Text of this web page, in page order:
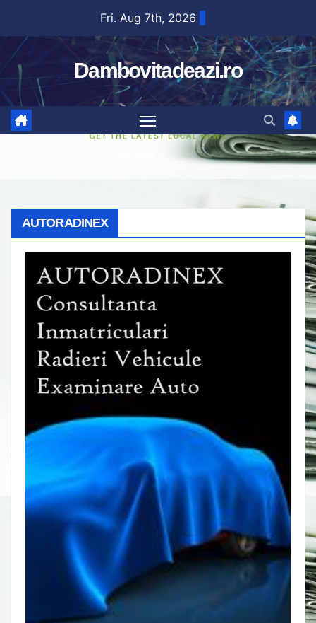
content
Fri. Aug 7th, 2026
Dambovitadeazi.ro
AUTORADINEX